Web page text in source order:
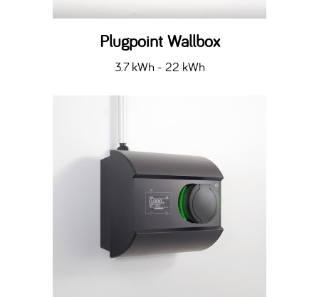
Plugpoint Wallbox
3.7 kWh - 22 kWh